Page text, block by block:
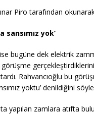
Piro tarafından okunarak
sansımız yok’
bugüne dek elektrik
Rahvancıoğlu bu
yoktu’ denildiğini
yapılan zamlara atıfta